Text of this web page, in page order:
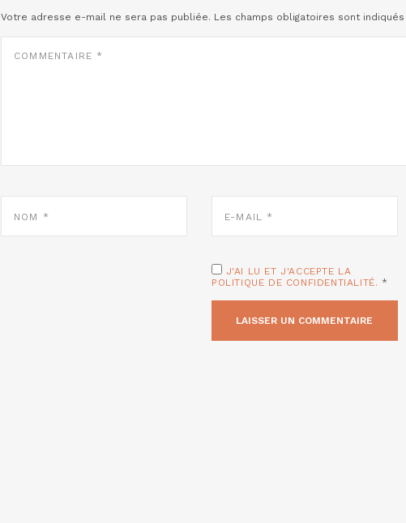
Votre adresse e-mail ne sera pas publiée. Les champs obligatoires sont indiqués
MAIL
J'AI LU ET J'ACCEPTE LA
POLITIQUE DE CONFIDENTIALITÉ. *